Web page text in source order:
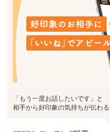
「もう一度お話したいです」と
相手から好印象の気持ちが伝わる